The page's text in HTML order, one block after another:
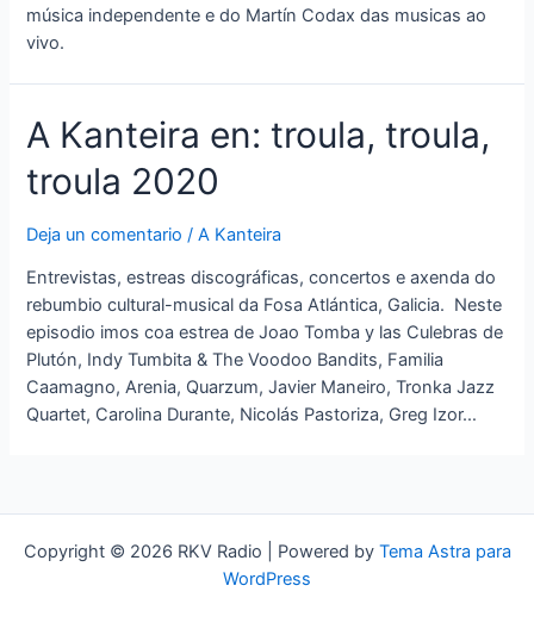
música independente e do Martín Codax das musicas ao
vivo.
A Kanteira en: troula, troula,
troula 2020
Deja un comentario /A Kanteira
Entrevistas, estreas discográficas, concertos e axenda do
rebumbio cultural-musical da Fosa Atlántica, Galicia. Neste
episodio imos coa estrea de Joao Tomba y las Culebras de
Plutón, Indy Tumbita & The Voodoo Bandits, Familia
Caamagno, Arenia, Quarzum, Javier Maneiro, Tronka Jazz
Quartet, Carolina Durante, Nicolás Pastoriza, Greg Izor…
Copyright © 2026 RKV Radio | Powered by Tema Astra para
WordPress